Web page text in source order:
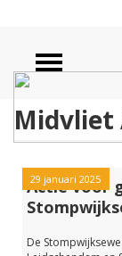
Midvliet
29 januari 2025
Actie voor
De